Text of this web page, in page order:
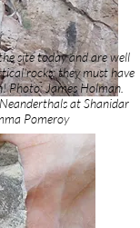
site today and are well
rocks: they must have
Photo: James Holman.
at Shanidar
Pomeroy